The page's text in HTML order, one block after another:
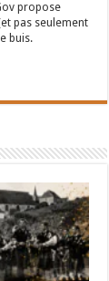
propose
pas seulement
buis.